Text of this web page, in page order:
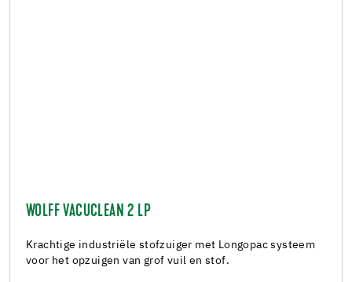
WOLFF VACUCLEAN 2 LP
Krachtige industriële stofzuiger met Longopac systeem
voor het opzuigen van grof vuil en stof.